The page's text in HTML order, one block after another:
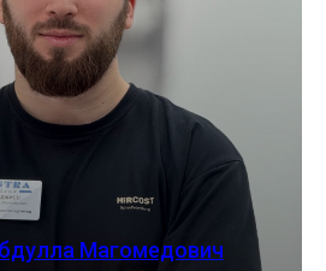
Магомедович